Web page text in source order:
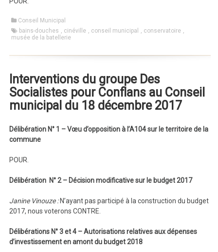
Conseil Municipal
bains-douches , cinéville , conseil municipal , conservatoire ,
musée de la batellerie
Interventions du groupe Des
Socialistes pour Conflans au Conseil
municipal du 18 décembre 2017
Délibération N° 1 – Vœu d’opposition à l’A104 sur le territoire de la
commune
POUR.
Délibération N° 2 – Décision modificative sur le budget 2017
Janine Vinouze :N’ayant pas participé à la construction du budget
2017, nous voterons CONTRE.
Délibérations N° 3 et 4 – Autorisations relatives aux dépenses
d’investissement en amont du budget 2018